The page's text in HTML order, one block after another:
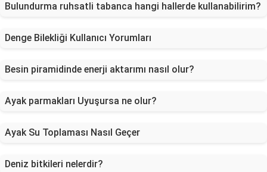
Bulundurma ruhsatli tabanca hangi hallerde kullanabilirim?
Denge Bilekliği Kullanıcı Yorumları
Besin piramidinde enerji aktarımı nasıl olur?
Ayak parmakları Uyuşursa ne olur?
Ayak Su Toplaması Nasıl Geçer
Deniz bitkileri nelerdir?